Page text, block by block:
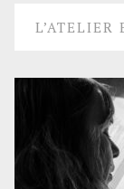
L’ATELIER